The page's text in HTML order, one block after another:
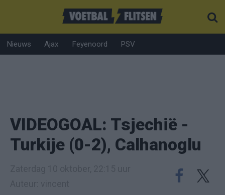
Nieuws Ajax Feyenoord PSV
VIDEOGOAL: Tsjechië -
Turkije (0-2), Calhanoglu